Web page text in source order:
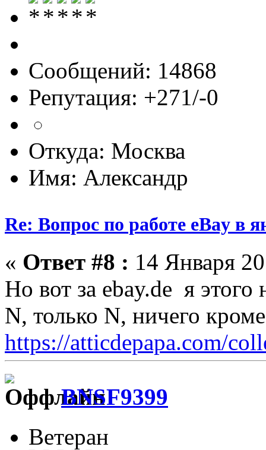
Сообщений: 14868
Репутация: +271/-0
Откуда: Москва
Имя: Александр
Re: Вопрос по работе eBay в
« Ответ #8 : 14 Января
Но вот за ebay.de я этого
N, только N, ничего
https://atticdepapa.com/
BNSF9399
Ветеран